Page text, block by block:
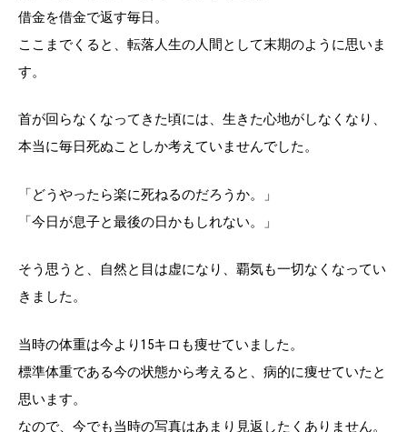
借金を借金で返す毎日。
ここまでくると、転落人生の人間として末期のように思いま
す。
首が回らなくなってきた頃には、生きた心地がしなくなり、
本当に毎日死ぬことしか考えていませんでした。
「どうやったら楽に死ねるのだろうか。」
「今日が息子と最後の日かもしれない。」
そう思うと、自然と目は虚になり、覇気も一切なくなってい
きました。
当時の体重は今より15キロも痩せていました。
標準体重である今の状態から考えると、病的に痩せていたと
思います。
なので、今でも当時の写真はあまり見返したくありません。